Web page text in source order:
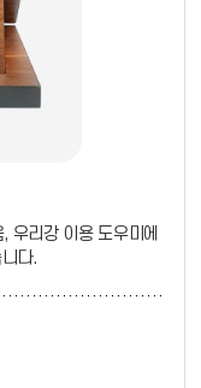
우리강 이용 도우미에
다.